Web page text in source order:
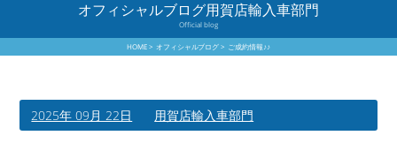
保証について
買取査定のご案内
オフィシャルブログ用賀店輸入車部門
Official blog
HOME オフィシャルブログ ご成約情報♪♪
2025年 09月 22日 用賀店輸入車部門